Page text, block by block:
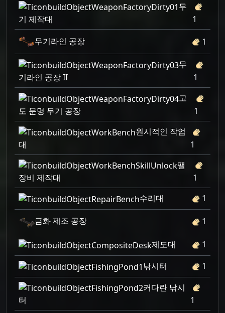
무
기 제작대
1
무기라인 공장
1
무
기라인 공장 II
1
고
도 문명 무기 공장
1
원시적인 작업
대
1
팰
장비 제작대
1
수리대
1
금화 제조 공장 1
제도대
1
낚시터
1
커다란 낚시
터
1